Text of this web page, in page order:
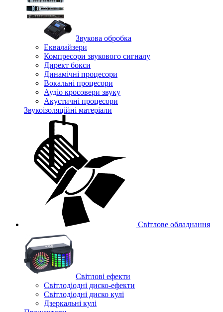
Звукова обробка
Еквалайзери
Компресори звукового сигналу
Директ бокси
Динамічні процесори
Вокальні процесори
Аудіо кросовери звуку
Акустичні процесори
Звукоізоляційні матеріали
Світлове обладнання
Cвітлові ефекти
Світлодіодні диско-ефекти
Світлодіодні диско кулі
Дзеркальні кулі